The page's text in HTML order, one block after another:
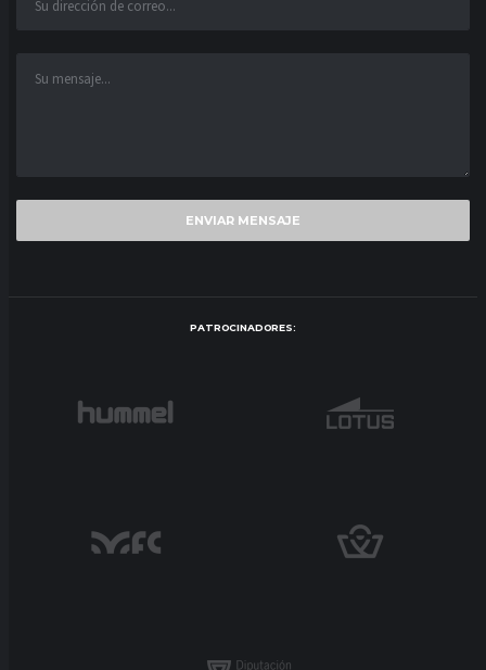
PATROCINADORES: